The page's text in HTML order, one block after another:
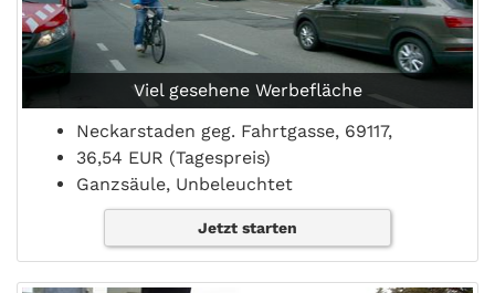
Viel gesehene Werbefläche
Neckarstaden geg. Fahrtgasse, 69117,
36,54 EUR (Tagespreis)
Ganzsäule, Unbeleuchtet
Jetzt starten